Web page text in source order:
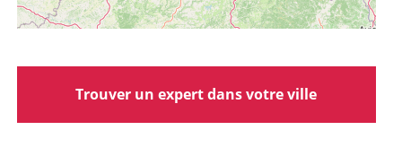
Trouver un expert dans votre ville